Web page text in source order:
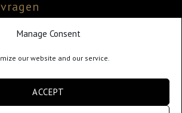
Manage Consent
our website and our service.
ACCEPT